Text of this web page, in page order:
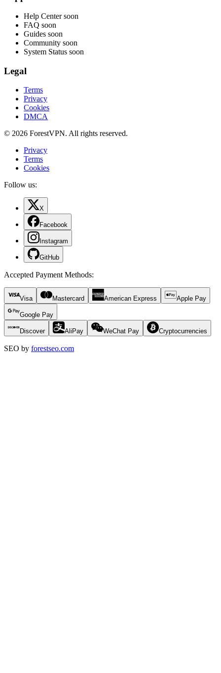
Help Center soon
FAQ soon
Guides soon
Community soon
System Status soon
Legal
Terms
Privacy
Cookies
DMCA
© 2026 ForestVPN. All rights reserved.
Privacy
Terms
Cookies
Follow us:
X
Facebook
Instagram
GitHub
Accepted Payment Methods:
Visa Mastercard American Express Apple Pay
Google Pay
Discover AliPay WeChat Pay Cryptocurrencies
SEO by forestseo.com